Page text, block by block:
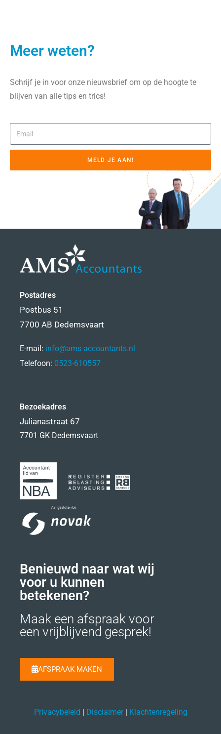
Meer weten?
Schrijf je in voor onze nieuwsbrief om op de hoogte te
blijven van alle tips en trics!
MELD JE AAN!
Postadres
Postbus 51
7700 AB Dedemsvaart
E-mail: info@ams-accountants.nl
Telefoon: 0523-610557
Bezoekadres
Julianastraat 67
7701 GK Dedemsvaart
Benieuwd naar wat wij
voor u kunnen
betekenen?
Maak een afspraak voor
een vrijblijvend gesprek!
AFSPRAAK MAKEN
Privacybeleid | Disclaimer| Klachtenregeling